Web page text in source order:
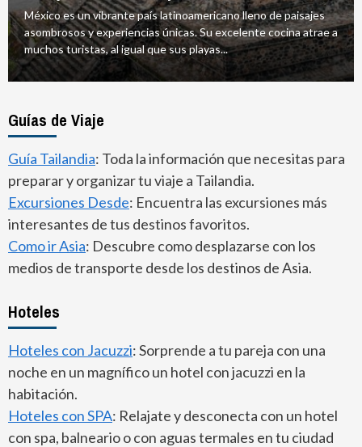
México es un vibrante país latinoamericano lleno de paisajes
asombrosos y experiencias únicas. Su excelente cocina atrae a
muchos turistas, al igual que sus playas...
Guías de Viaje
Guía Tailandia: Toda la información que necesitas para
preparar y organizar tu viaje a Tailandia.
Excursiones Desde: Encuentra las excursiones más
interesantes de tus destinos favoritos.
Como ir Asia: Descubre como desplazarse con los
medios de transporte desde los destinos de Asia.
Hoteles
Hoteles con Jacuzzi: Sorprende a tu pareja con una
noche en un magnífico un hotel con jacuzzi en la
habitación.
Hoteles con SPA: Relajate y desconecta con un hotel
con spa, balneario o con aguas termales en tu ciudad